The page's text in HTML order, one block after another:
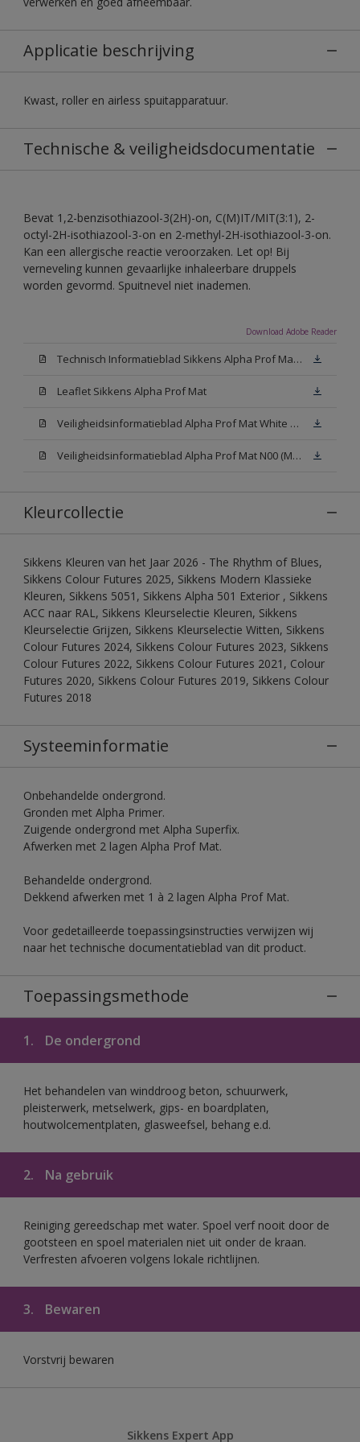
Applicatie beschrijving
Kwast, roller en airless spuitapparatuur.
Technische & veiligheidsdocumentatie
Bevat 1,2-benzisothiazool-3(2H)-on, C(M)IT/MIT(3:1), 2-
octyl-2H-isothiazool-3-on en 2-methyl-2H-isothiazool-3-on.
Kan een allergische reactie veroorzaken. Let op! Bij
verneveling kunnen gevaarlijke inhaleerbare druppels
worden gevormd. Spuitnevel niet inademen.
Download Adobe Reader
Technisch Informatieblad Sikkens Alpha Prof Mat(PDF)
Leaflet Sikkens Alpha Prof Mat
Veiligheidsinformatieblad Alpha Prof Mat White W05 (MSDS)
Veiligheidsinformatieblad Alpha Prof Mat N00 (MSDS)
Kleurcollectie
Sikkens Kleuren van het Jaar 2026 - The Rhythm of Blues,
Sikkens Colour Futures 2025, Sikkens Modern Klassieke
Kleuren, Sikkens 5051, Sikkens Alpha 501 Exterior , Sikkens
ACC naar RAL, Sikkens Kleurselectie Kleuren, Sikkens
Kleurselectie Grijzen, Sikkens Kleurselectie Witten, Sikkens
Colour Futures 2024, Sikkens Colour Futures 2023, Sikkens
Colour Futures 2022, Sikkens Colour Futures 2021, Colour
Futures 2020, Sikkens Colour Futures 2019, Sikkens Colour
Futures 2018
Systeeminformatie
Onbehandelde ondergrond.
Gronden met Alpha Primer.
Zuigende ondergrond met Alpha Superfix.
Afwerken met 2 lagen Alpha Prof Mat.
Behandelde ondergrond.
Dekkend afwerken met 1 à 2 lagen Alpha Prof Mat.
Voor gedetailleerde toepassingsinstructies verwijzen wij
naar het technische documentatieblad van dit product.
Toepassingsmethode
1. De ondergrond
Het behandelen van winddroog beton, schuurwerk,
pleisterwerk, metselwerk, gips- en boardplaten,
houtwolcementplaten, glasweefsel, behang e.d.
2. Na gebruik
Reiniging gereedschap met water. Spoel verf nooit door de
gootsteen en spoel materialen niet uit onder de kraan.
Verfresten afvoeren volgens lokale richtlijnen.
3. Bewaren
Vorstvrij bewaren
Sikkens Expert App